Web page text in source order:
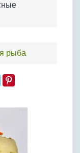
рыба